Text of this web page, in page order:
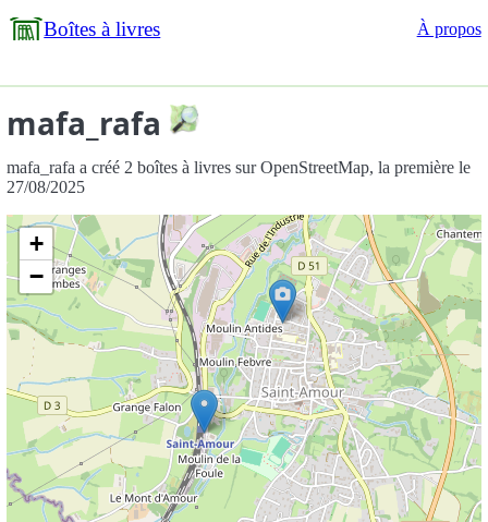
Boîtes à livres À propos
mafa_rafa
mafa_rafa a créé 2 boîtes à livres sur OpenStreetMap, la première le
27/08/2025
+
−